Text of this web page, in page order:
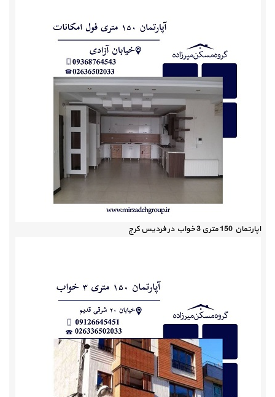
اپارتمان 150 متری 3 خواب در فردیس کرج